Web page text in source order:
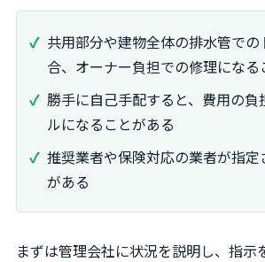
共用部分や建物全体の排水管での
合、オーナー負担での修理になる
勝手に自己手配すると、費用の負
ルになることがある
推奨業者や保険対応の業者が指
がある
まずは管理会社に状況を説明し、指示